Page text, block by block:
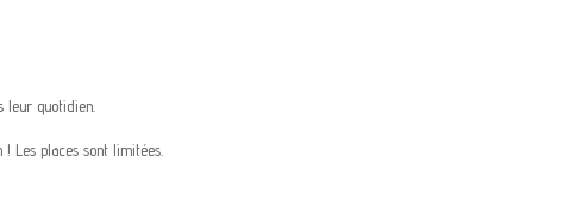
leur quotidien.
Les places sont limitées.